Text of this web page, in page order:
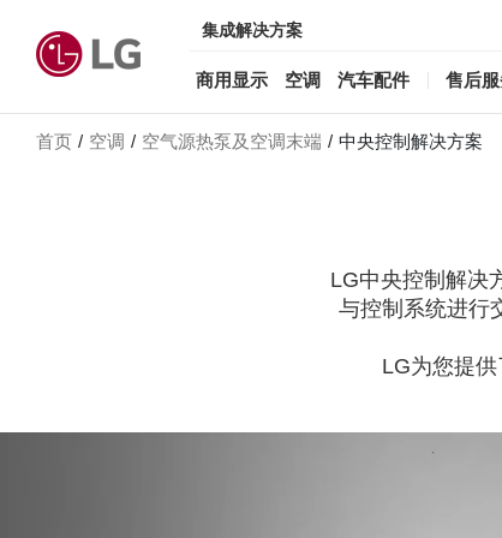
集成解决方案
商用显示 空调 汽车配件 售后
首页 空调 空气源热泵及空调末端 中央控制解决方案
LG中央控制解决
与控制系统进行
LG为您提